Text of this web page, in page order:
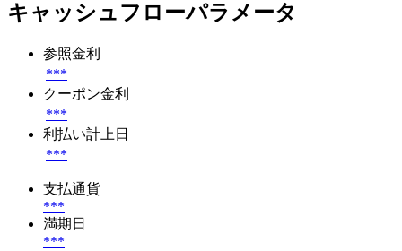
キャッシュフローパラメータ
参照金利
***
クーポン金利
***
利払い計上日
***
支払通貨
***
満期日
***